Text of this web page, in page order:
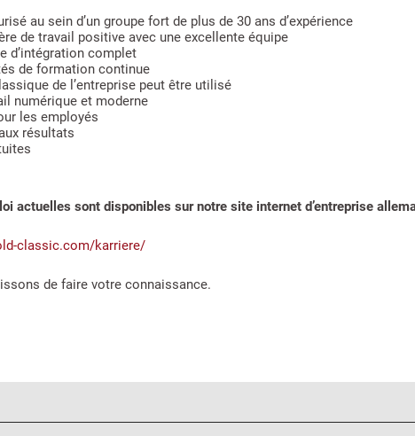
au sein d’un groupe fort de plus de 30 ans d’expérience
de travail positive avec une excellente équipe
d’intégration complet
de formation continue
de l’entreprise peut être utilisé
numérique et moderne
les employés
résultats
actuelles sont disponibles sur notre site internet d’entreprise
classic.com/karriere/
de faire votre connaissance.